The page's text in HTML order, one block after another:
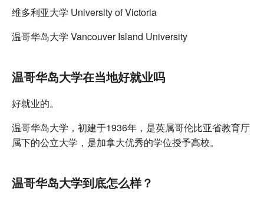
维多利亚大学 University of Victoria
温哥华岛大学 Vancouver Island University
温哥华岛大学在当地好就业吗
好就业的。
温哥华岛大学，初建于1936年，是英属哥伦比亚省教育厅
属下的公立大学，是加拿大优秀的学位授予高校。
温哥华岛大学到底怎么样？